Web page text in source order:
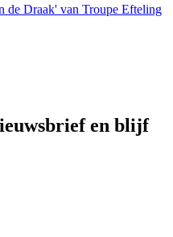
de Draak' van Troupe Efteling
en blijf